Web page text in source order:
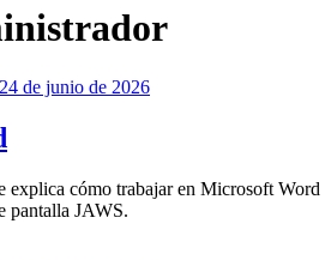
24 de junio de 2026
explica cómo trabajar en Microsoft Word
pantalla JAWS.